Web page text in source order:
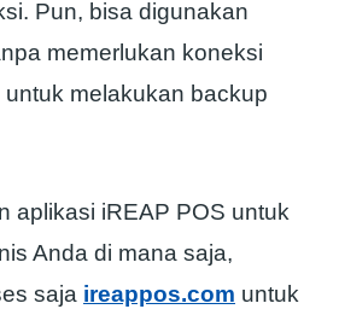
Pun, bisa digunakan
memerlukan koneksi
untuk melakukan backup
aplikasi iREAP POS untuk
Anda di mana saja,
saja ireappos.com untuk